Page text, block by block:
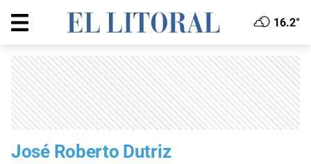
16.2°
José Roberto Dutriz